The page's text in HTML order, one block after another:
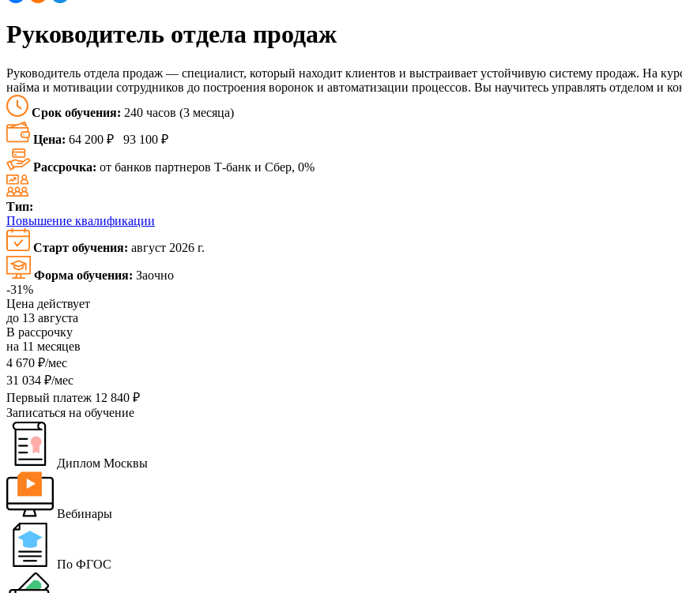
Руководитель отдела продаж
Руководитель отдела продаж — специалист, который находит клиентов и выстраивает устойчивую систему продаж. На
найма и мотивации сотрудников до построения воронок и автоматизации процессов. Вы научитесь управлять отделом и
Срок обучения: 240 часов (3 месяца)
Цена: 64 200 ₽ 93 100 ₽
Рассрочка: от банков партнеров Т-банк и Сбер, 0%
Тип:
Повышение квалификации
Старт обучения: август 2026 г.
Форма обучения: Заочно
-31%
Цена действует
до 13 августа
В рассрочку
на 11 месяцев
4 670 ₽/мес
31 034 ₽/мес
Первый платеж 12 840 ₽
Записаться на обучение
Диплом Москвы
Вебинары
По ФГОС